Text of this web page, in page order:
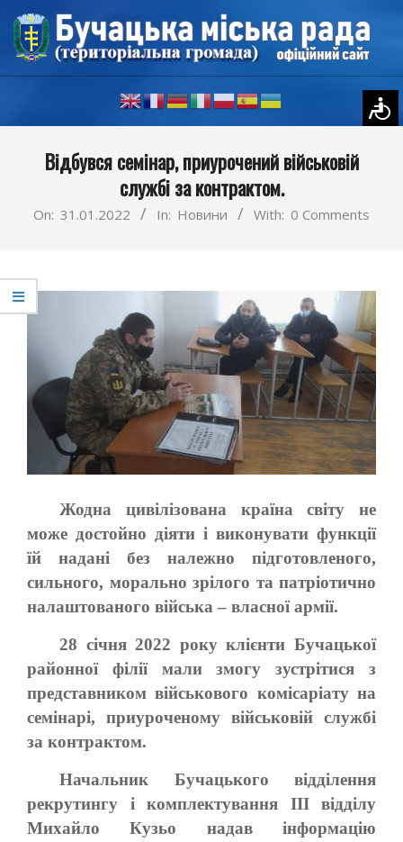
Skip
content
NavigationВідбувся семінар, приурочений військовій
службі за контрактом.
On: 31.01.2022 In: Новини With: 0 Comments
Жодна цивілізована країна світу не
може достойно діяти і виконувати функції
їй надані без належно підготовленого,
сильного, морально зрілого та патріотично
налаштованого війська – власної армії.
28 січня 2022 року клієнти Бучацької
районної філії мали змогу зустрітися з
представником військового комісаріату на
семінарі, приуроченому військовій службі
за контрактом.
Начальник Бучацького відділення
рекрутингу і комплектування III відділу
Михайло Кузьо надав інформацію